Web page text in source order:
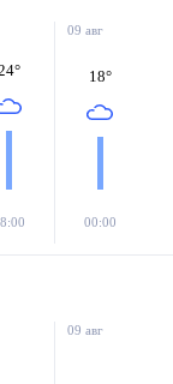
°
09 авг
18°
00:00
09 авг